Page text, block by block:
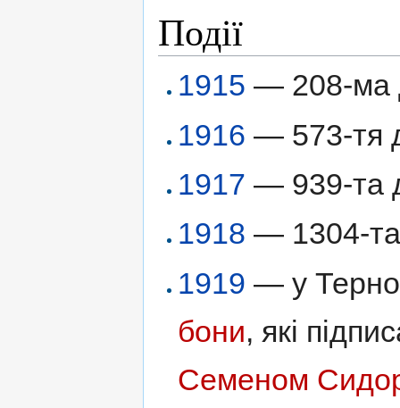
Події
1915 — 208-ма
1916 — 573-тя
1917 — 939-та
1918 — 1304-та
1919 — у
бони, які
Семеном